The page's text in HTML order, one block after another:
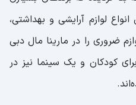
لوازم آرایشی و بهداشتی،
ضروری را در مارینا مال دبی
کودکان و یک سینما نیز در